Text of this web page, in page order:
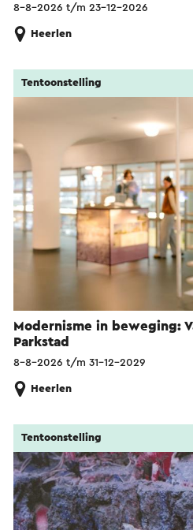
8-8-2026 t/m 23-12-2026
Heerlen
Modernisme in beweging:
Parkstad
Tentoonstelling
8-8-2026 t/m 31-12-2029
Heerlen
Tentoonstelling